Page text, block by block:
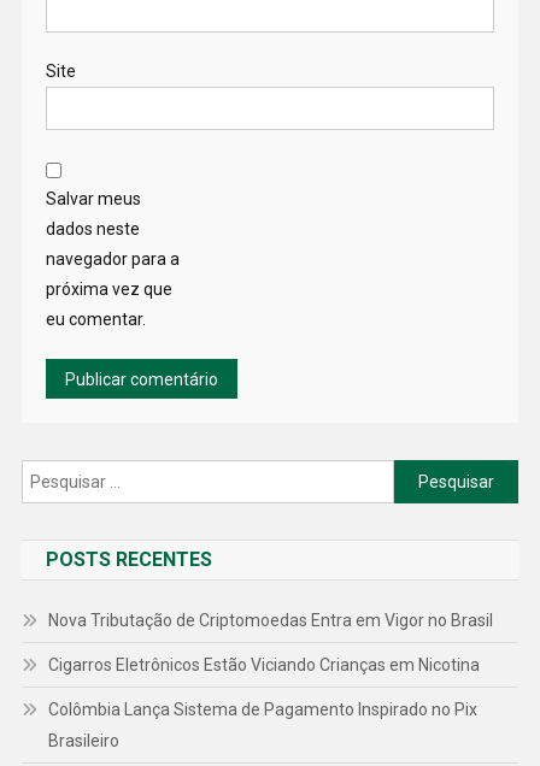
Site
Salvar meus
dados neste
navegador para a
próxima vez que
eu comentar.
Pesquisar
por:
POSTS RECENTES
Nova Tributação de Criptomoedas Entra em Vigor no Brasil
Cigarros Eletrônicos Estão Viciando Crianças em Nicotina
Colômbia Lança Sistema de Pagamento Inspirado no Pix
Brasileiro